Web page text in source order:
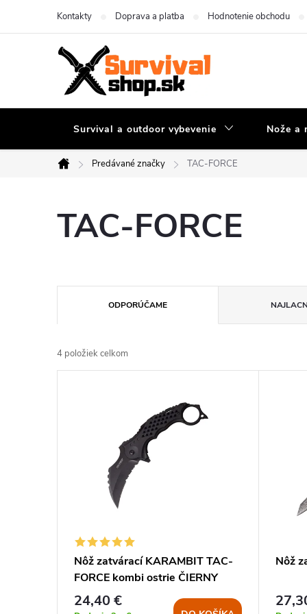
Kontakty Doprava a platba Hodnotenie obchodu
Survival a outdoor vybevenie Nože a
Domov
Predávané značky TAC-FORCE
TAC-FORCE
a
d
ODPORÚČAME
4 položiek celkom
Nôž zatvárací KARAMBIT TAC-
FORCE kombi ostrie ČIERNY
24,40 €
Nôž